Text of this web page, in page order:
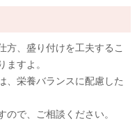
方、盛り付けを工夫するこ
ますよ。
、栄養バランスに配慮した
で、ご相談ください。